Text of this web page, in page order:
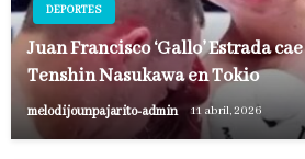
DEPORTES
Juan Francisco ‘Gallo’ Estrada
Tenshin Nasukawa en Tokio
melodijounpajarito-admin 11 abril, 2026